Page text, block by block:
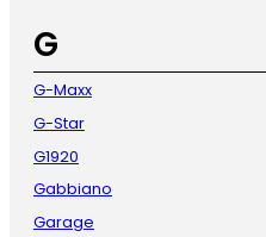
G
G-Maxx
G-Star
G1920
Gabbiano
Garage